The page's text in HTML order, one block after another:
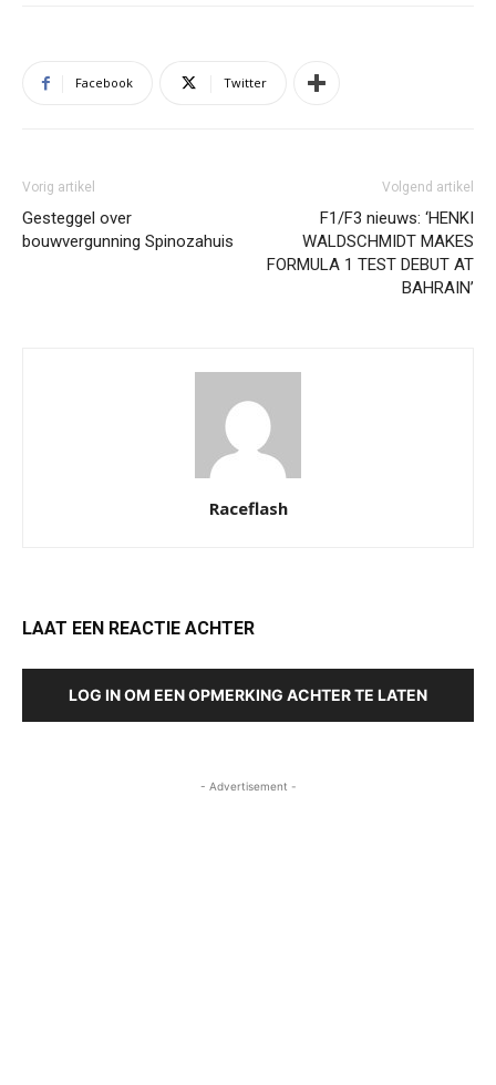
Facebook Twitter
Vorig artikel
Gesteggel over
bouwvergunning Spinozahuis
Volgend artikel
F1/F3 nieuws: ‘HENKI
WALDSCHMIDT MAKES
FORMULA 1 TEST DEBUT AT
BAHRAIN’
Raceflash
LAAT EEN REACTIE ACHTER
LOG IN OM EEN OPMERKING ACHTER TE LATEN
- Advertisement -